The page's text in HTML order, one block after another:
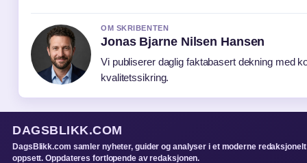
OM SKRIBENTEN
Jonas Bjarne Nilsen Hansen
Vi publiserer daglig faktabasert dekning med
kvalitetssikring.
DAGSBLIKK.COM
DagsBlikk.com samler nyheter, guider og analyser i et moderne redaksjonelt
oppsett. Oppdateres fortlopende av redaksjonen.